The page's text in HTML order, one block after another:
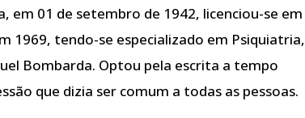
em 01 de setembro de 1942, licenciou-se em
1969, tendo-se especializado em Psiquiatria,
Bombarda. Optou pela escrita a tempo
que dizia ser comum a todas as pessoas.